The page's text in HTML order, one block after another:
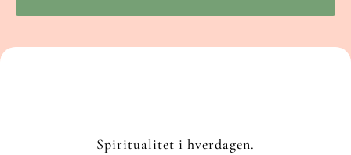
Spiritualitet i hverdagen.